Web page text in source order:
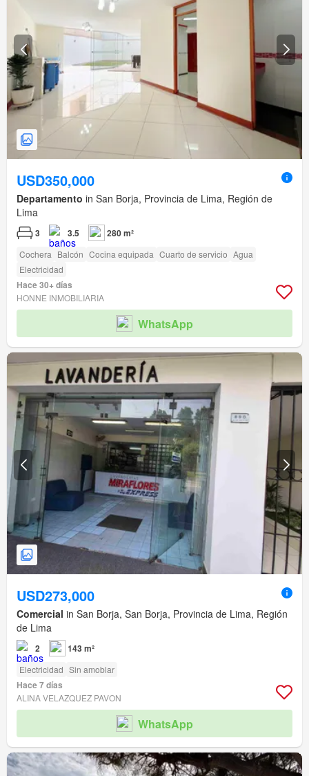
USD350,000
Departamento in San Borja, Provincia de Lima, Región de
Lima
3 3.5 280 m²
Cochera Balcón Cocina equipada Cuarto de servicio Agua
Electricidad
Hace 30+ días
HONNE INMOBILIARIA
WhatsApp
USD273,000
Comercial in San Borja, San Borja, Provincia de Lima, Región
de Lima
2 143 m²
Electricidad Sin amoblar
Hace 7 días
ALINA VELAZQUEZ PAVON
WhatsApp